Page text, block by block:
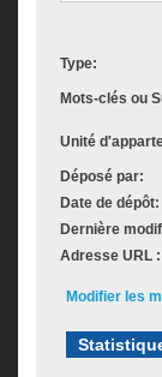
Type:
Mots-clés ou
Unité
Déposé par:
Date de dépôt:
Dernière
Adresse URL :
Modifier les